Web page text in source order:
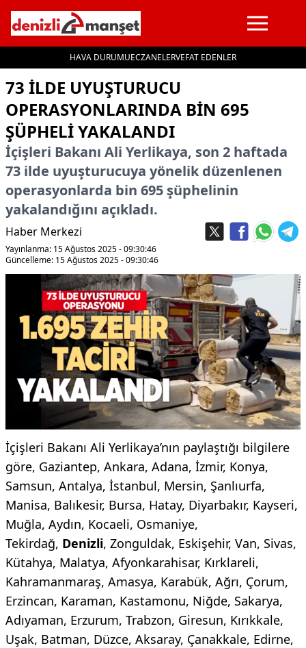
HAVA DURUMUECZANELERVEFAT EDENLER
İçeriğe geç
73 ILDE UYUŞTURUCU
OPERASYONLARINDA BIN 695
ŞÜPHELI YAKALANDI
İçişleri Bakanı Ali Yerlikaya, son 2 haftada
73 ilde uyuşturucuya yönelik düzenlenen
operasyonlarda bin 695 şüphelinin
yakalandığını açıkladı.
Haber Merkezi
Yayınlanma: 15 Ağustos 2025 - 09:30:46
Güncelleme: 15 Ağustos 2025 - 09:30:46
İçişleri Bakanı Ali Yerlikaya’nın paylaştığı bilgilere
göre, Gaziantep, Ankara, Adana, İzmir, Konya,
Samsun, Antalya, İstanbul, Mersin, Şanlıurfa,
Manisa, Balıkesir, Bursa, Hatay, Diyarbakır, Kayseri,
Muğla, Aydın, Kocaeli, Osmaniye,
Tekirdağ, Denizli, Zonguldak, Eskişehir, Van, Sivas,
Kütahya, Malatya, Afyonkarahisar, Kırklareli,
Kahramanmaraş, Amasya, Karabük, Ağrı, Çorum,
Erzincan, Karaman, Kastamonu, Niğde, Sakarya,
Adıyaman, Erzurum, Trabzon, Giresun, Kırıkkale,
Uşak, Batman, Düzce, Aksaray, Çanakkale, Edirne,